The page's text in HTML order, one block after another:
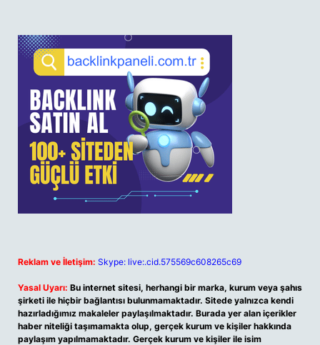
Reklam ve İletişim: Skype: live:.cid.575569c608265c69
Yasal Uyarı: Bu internet sitesi, herhangi bir marka, kurum veya şahıs
şirketi ile hiçbir bağlantısı bulunmamaktadır. Sitede yalnızca kendi
hazırladığımız makaleler paylaşılmaktadır. Burada yer alan içerikler
haber niteliği taşımamakta olup, gerçek kurum ve kişiler hakkında
paylaşım yapılmamaktadır. Gerçek kurum ve kişiler ile isim